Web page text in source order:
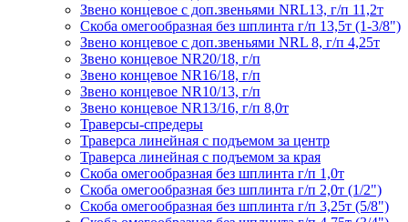
Звено концевое с доп.звеньями NRL13, г/п 11,2т
Скоба омегообразная без шплинта г/п 13,5т (1-3/8")
Звено концевое с доп.звеньями NRL 8, г/п 4,25т
Звено концевое NR20/18, г/п
Звено концевое NR16/18, г/п
Звено концевое NR10/13, г/п
Звено концевое NR13/16, г/п 8,0т
Траверсы-спредеры
Траверса линейная с подъемом за центр
Траверса линейная с подъемом за края
Скоба омегообразная без шплинта г/п 1,0т
Скоба омегообразная без шплинта г/п 2,0т (1/2")
Скоба омегообразная без шплинта г/п 3,25т (5/8")